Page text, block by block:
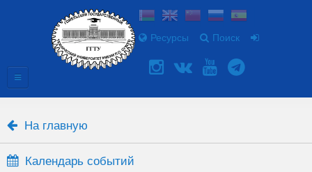
Ресурсы Поиск
На главную
Календарь событий